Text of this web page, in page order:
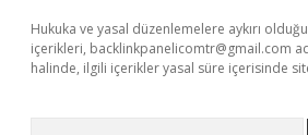
Hukuka ve yasal düzenlemelere aykırı
içerikleri, backlinkpanelicomtr@gmail.com
halinde, ilgili içerikler yasal süre içerisinde